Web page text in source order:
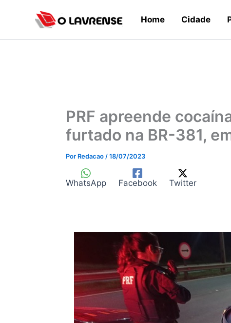
Home Cidade
PRF apreende
furtado na BR-381,
Por Redacao /18/07/2023
WhatsApp Facebook Twitter